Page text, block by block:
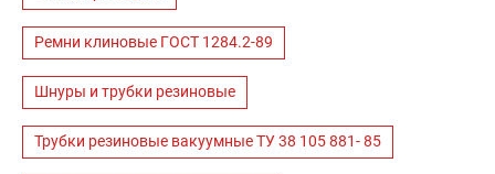
Ремни клиновые ГОСТ 1284.2-89
Шнуры и трубки резиновые
Трубки резиновые вакуумные ТУ 38 105 881- 85